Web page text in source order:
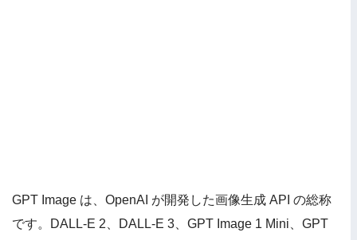
GPT Image は、OpenAI が開発した画像生成 API の総称
です。DALL-E 2、DALL-E 3、GPT Image 1 Mini、GPT